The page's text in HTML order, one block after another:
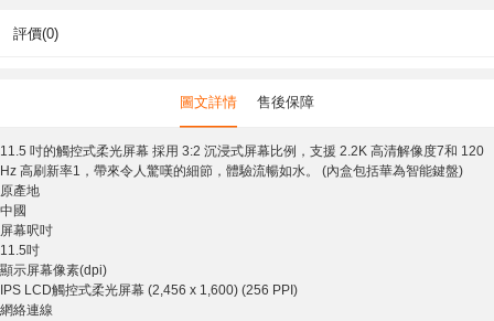
評價(0)
圖文詳情 售後保障
11.5 吋的觸控式柔光屏幕 採用 3:2 沉浸式屏幕比例，支援 2.2K 高清解像度⁠7和 120
Hz 高刷新率1，帶來令人驚嘆的細節，體驗流暢如⁠水。 (內盒包括華為智能鍵盤)
原產地
中國
屏幕呎吋
11.5吋
顯示屏幕像素(dpi)
IPS LCD觸控式柔光屏幕 (2,456 x 1,600) (256 PPI)
網絡連線